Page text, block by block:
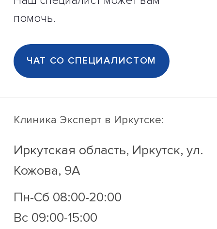
помочь.
ЧАТ СО СПЕЦИАЛИСТОМ
Клиника Эксперт в Иркутске:
Иркутская область, Иркутск, ул.
Кожова, 9А
Пн-Сб 08:00-20:00
Вс 09:00-15:00